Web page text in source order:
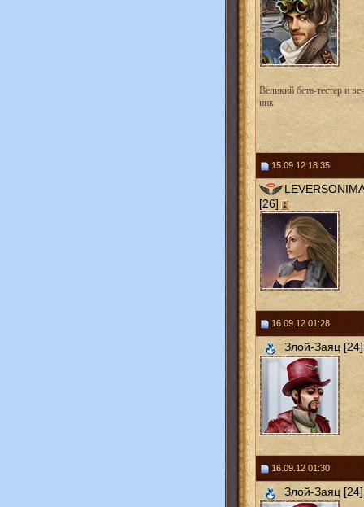
Великий бета-тестер и
инк
15.09.12 18:35
[26]
16.09.12 01:28
Злой-Заяц [24]
16.09.12 01:30
Злой-Заяц [24]